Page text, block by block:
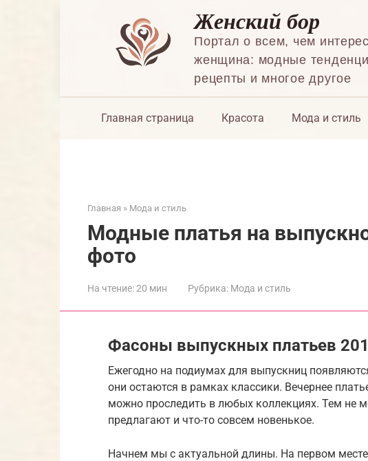
Женский бор
Портал о всем, чем
женщина: модные
рецепты и многое другое
Главная страница Красота Мода и стиль
Главная » Мода и стиль
Модные платья на
фото
На чтение:20 мин Рубрика: Мода и стиль
Фасоны выпускных платьев
Ежегодно на подиумах для выпускниц
они остаются в рамках классики. Вечернее
можно проследить в любых коллекциях. Тем не
предлагают и что-то совсем новенькое.
Начнем мы с актуальной длины. На первом